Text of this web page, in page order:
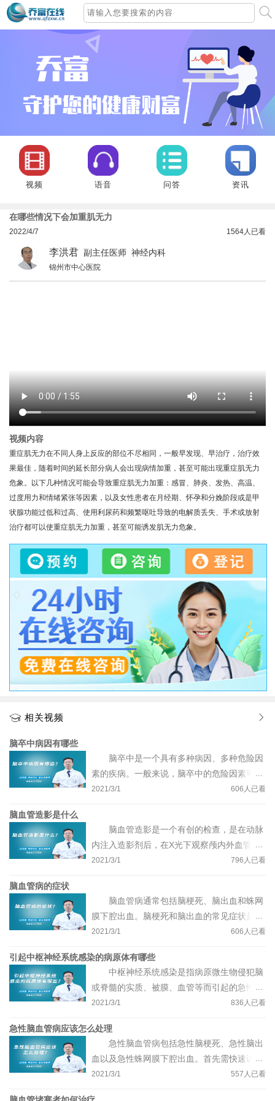
视频 语音 问答 资讯
在哪些情况下会加重肌无力
2022/4/7 1564人已看
李洪君 副主任医师 神经内科
锦州市中心医院
视频内容
重症肌无力在不同人身上反应的部位不尽相同，一般早发现、早治疗，治疗效
果最佳，随着时间的延长部分病人会出现病情加重，甚至可能出现重症肌无力
危象。以下几种情况可能会导致重症肌无力加重：感冒、肺炎、发热、高温、
过度用力和情绪紧张等因素，以及女性患者在月经期、怀孕和分娩阶段或是甲
状腺功能过低和过高、使用利尿药和频繁呕吐导致的电解质丢失、手术或放射
治疗都可以使重症肌无力加重，甚至可能诱发肌无力危象。
相关视频
脑卒中病因有哪些
脑卒中是一个具有多种病因、多种危险因
素的疾病。一般来说，脑卒中的危险因素可分
为两大类，一类是不可干预的危险因素，包
血脂异常等。国家卫健委脑卒中防治委员会公
布的八大危险因素包括：高血压、糖尿病、血
脂异常、房颤或瓣膜病、吸烟、运动缺乏、超
险因素还包括：无症状性颈动脉狭窄、偏头
痛、口服避孕药、高同型半胱氨酸血症、睡眠
呼吸暂停等。
2021/3/1 606 人已看
脑血管造影是什么
脑血管造影是一个有创的检查，是在动脉
内注入造影剂后，在X光下观察颅内外血管的
情况，包括脑动脉和脑静脉，可以观察到动脉
影还是进行相关血管内治疗的基础，若是动脉
瘤引起的蛛网膜下腔出血，可在血管造影下行
动脉瘤栓塞手术；若是严重的颅内外血管狭窄
造成的脑梗死，可在血管造影下行血管内支架
治疗；若是急性期脑梗死，可在血管造影下行
动脉溶栓或者动脉取栓手术。
2021/3/1 796 人已看
脑血管病的症状
脑血管病通常包括脑梗死、脑出血和蛛网
膜下腔出血。脑梗死和脑出血的常见症状是突
然出现的偏侧肢体无力麻木、言语不利、口角
咳、吞咽困难、视物成双或者意识障碍、昏迷
等，一般来说，脑梗死多在安静状态下发病，
而脑出血多在紧张、激动或运动状态下发病。
蛛网膜下腔出血常表现为突然发生的头痛、恶
心呕吐、颈部不适或者抽搐、意识障碍等。一
旦出现上述症状，建议尽早就医、尽早治疗。
2021/3/1 606 人已看
引起中枢神经系统感染的病原体有哪些
中枢神经系统感染是指病原微生物侵犯脑
或脊髓的实质、被膜、血管等而引起的急性或
慢性炎症性疾病。引起中枢神经系统感染的常
毒、带状疱疹病毒、肠道病毒、EB病毒等；二
是细菌；三是结核杆菌；四是真菌；五是其它
少见的病原微生物，如：螺旋体、立克次氏
体、寄生虫以及朊蛋白病。上述病原体感染中
枢神经后，可出现发热、头痛、肢体活动障碍
2021/3/1 836 人已看
急性脑血管病应该怎么处理
急性脑血管病包括急性脑梗死、急性脑出
血以及急性蛛网膜下腔出血。首先需快速识别
急性脑血管病，目前国际上主要通过FAST法
2021/3/1 557 人已看